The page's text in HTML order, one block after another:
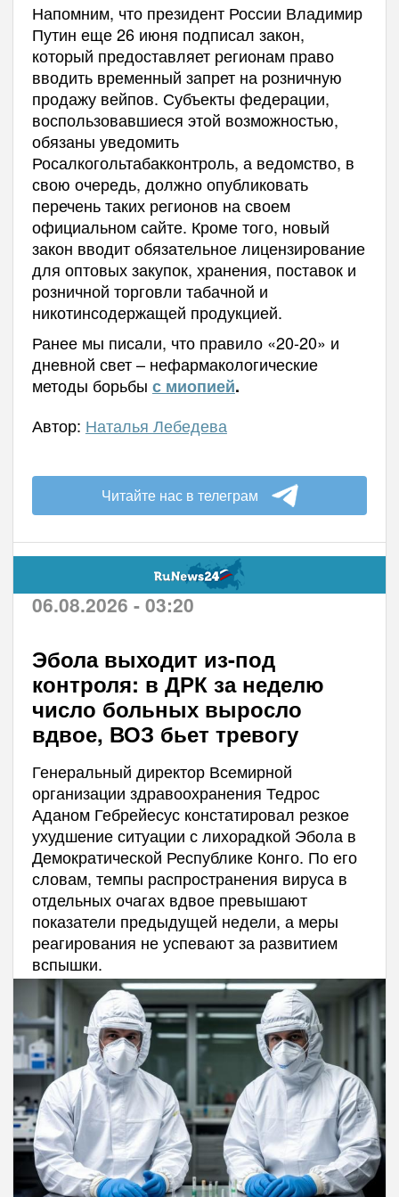
Напомним, что президент России Владимир
Путин еще 26 июня подписал закон,
который предоставляет регионам право
вводить временный запрет на розничную
продажу вейпов. Субъекты федерации,
воспользовавшиеся этой возможностью,
обязаны уведомить
Росалкогольтабакконтроль, а ведомство, в
свою очередь, должно опубликовать
перечень таких регионов на своем
официальном сайте. Кроме того, новый
закон вводит обязательное лицензирование
для оптовых закупок, хранения, поставок и
розничной торговли табачной и
никотинсодержащей продукцией.
Ранее мы писали, что правило «20-20» и
дневной свет – нефармакологические
методы борьбы с миопией.
Автор: Наталья Лебедева
Читайте нас в телеграм
06.08.2026 - 03:20
Эбола выходит из-под
контроля: в ДРК за неделю
число больных выросло
вдвое, ВОЗ бьет тревогу
Генеральный директор Всемирной
организации здравоохранения Тедрос
Аданом Гебрейесус констатировал резкое
ухудшение ситуации с лихорадкой Эбола в
Демократической Республике Конго. По его
словам, темпы распространения вируса в
отдельных очагах вдвое превышают
показатели предыдущей недели, а меры
реагирования не успевают за развитием
вспышки.